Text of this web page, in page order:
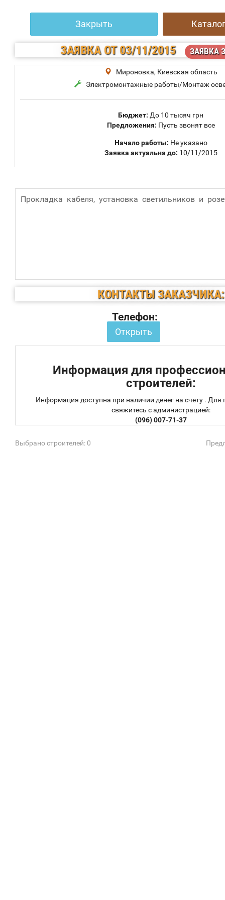
Закрыть
ЗАЯВКАОТ 03/11/2015 ЗАЯВКА
Мироновка, Киевская область
Электромонтажные работы/Монтаж
Бюджет: До 10 тысяч грн
Предложения: Пусть звонят все
Начало работы: Не указано
Заявка актуальна до: 10/11/2015
Прокладка кабеля, установка светильников и
КОНТАКТЫ ЗАКАЗЧИКА:
Телефон:
Открыть
Информация для
строителей:
Информация доступна при наличии денег на счету . Для
свяжитесь с администрацией:
(096) 007-71-37
Выбрано строителей: 0